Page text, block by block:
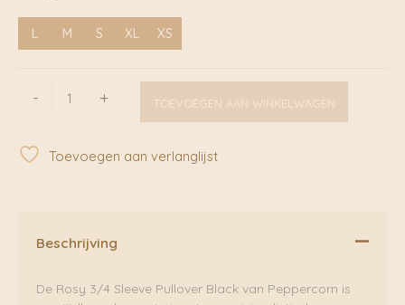
L M S XL XS
-
Pullover
Black
+ TOEVOEGEN AAN WINKELWAGEN
Toevoegen aan verlanglijst
Beschrijving
De Rosy 3/4 Sleeve Pullover Black van Peppercorn is